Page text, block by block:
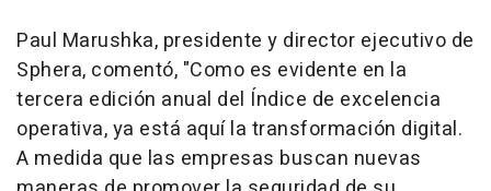
Paul Marushka, presidente y director ejecutivo de
Sphera, comentó, "Como es evidente en la
tercera edición anual del Índice de excelencia
operativa, ya está aquí la transformación digital.
A medida que las empresas buscan nuevas